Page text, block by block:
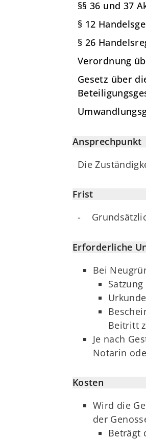
§§ 36 und 37
§ 12
§ 26
Verordnung
Gesetz über
Ansprechpunkt
Die
Frist
-
Erforderliche
Bei
Beitritt
Je nach
Notarin
Kosten
Wird die
der
Beträgt